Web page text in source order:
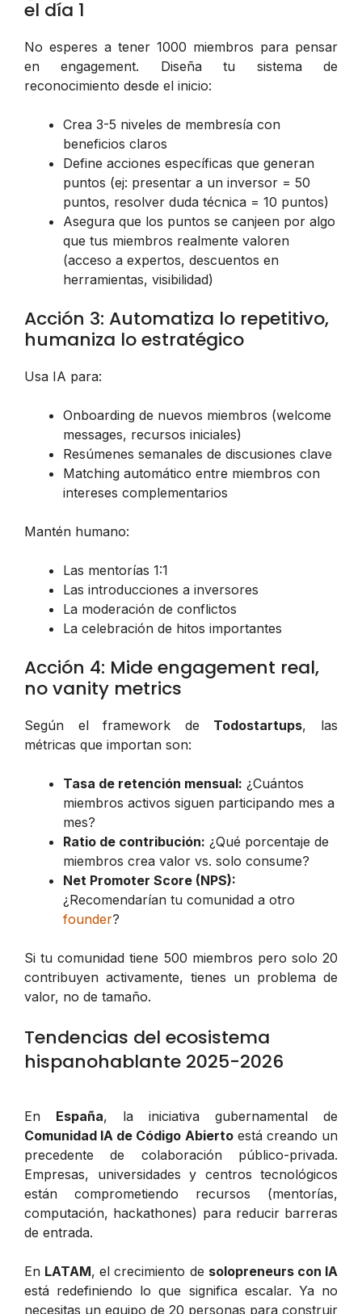
el día 1
No esperes a tener 1000 miembros para pensar
en engagement. Diseña tu sistema de
reconocimiento desde el inicio:
Crea 3-5 niveles de membresía con
beneficios claros
Define acciones específicas que generan
puntos (ej: presentar a un inversor = 50
puntos, resolver duda técnica = 10 puntos)
Asegura que los puntos se canjeen por algo
que tus miembros realmente valoren
(acceso a expertos, descuentos en
herramientas, visibilidad)
Acción 3: Automatiza lo repetitivo,
humaniza lo estratégico
Usa IA para:
Onboarding de nuevos miembros (welcome
messages, recursos iniciales)
Resúmenes semanales de discusiones clave
Matching automático entre miembros con
intereses complementarios
Mantén humano:
Las mentorías 1:1
Las introducciones a inversores
La moderación de conflictos
La celebración de hitos importantes
Acción 4: Mide engagement real,
no vanity metrics
Según el framework de Todostartups, las
métricas que importan son:
Tasa de retención mensual: ¿Cuántos
miembros activos siguen participando mes a
mes?
Ratio de contribución: ¿Qué porcentaje de
miembros crea valor vs. solo consume?
Net Promoter Score (NPS):
¿Recomendarían tu comunidad a otro
founder?
Si tu comunidad tiene 500 miembros pero solo 20
contribuyen activamente, tienes un problema de
valor, no de tamaño.
Tendencias del ecosistema
hispanohablante 2025-2026
En España, la iniciativa gubernamental de
Comunidad IA de Código Abiertoestá creando un
precedente de colaboración público-privada.
Empresas, universidades y centros tecnológicos
están comprometiendo recursos (mentorías,
computación, hackathones) para reducir barreras
de entrada.
En LATAM, el crecimiento de solopreneurs con IA
está redefiniendo lo que significa escalar. Ya no
necesitas un equipo de 20 personas para construir